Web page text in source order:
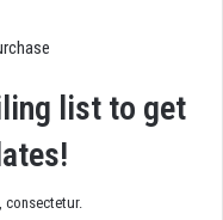
list to get
consectetur.